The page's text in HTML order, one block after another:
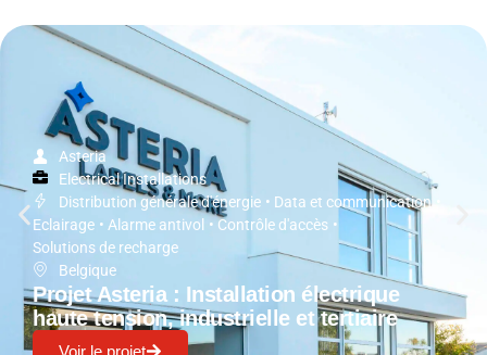
Asteria
Electrical Installations
Distribution générale d'énergie • Data et communication
Eclairage • Alarme antivol • Contrôle d'accès •
Solutions de recharge
Belgique
Projet Asteria : Installation électrique
haute tension, industrielle et tertiaire
Voir le projet